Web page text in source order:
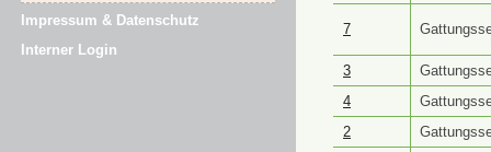
Impressum & Datenschutz
Interner Login
7
3
4
2